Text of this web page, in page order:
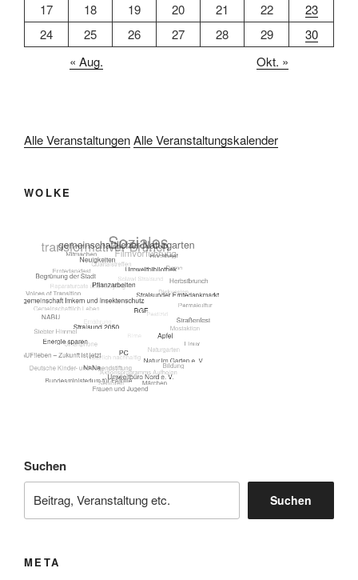
17
18 19 20 21 22
23
24
25 26 27 28 29
30
« Aug.
Okt. »
Alle VeranstaltungenAlle Veranstaltungskalender
WOLKE
Suchen
Suchen
META